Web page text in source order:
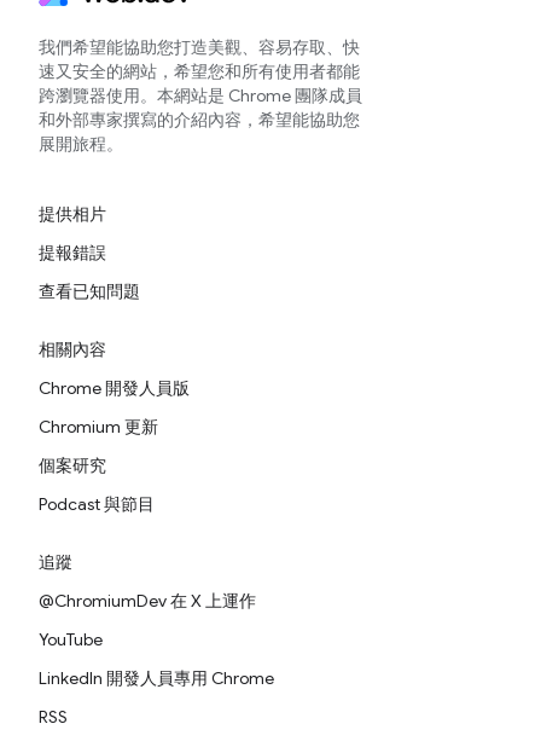
我們希望能協助您打造美觀、容易存取、快
速又安全的網站，希望您和所有使用者都能
跨瀏覽器使用。本網站是 Chrome 團隊成員
和外部專家撰寫的介紹內容，希望能協助您
展開旅程。
提供相片
提報錯誤
查看已知問題
相關內容
Chrome 開發人員版
Chromium 更新
個案研究
Podcast 與節目
追蹤
@ChromiumDev 在 X 上運作
YouTube
LinkedIn 開發人員專用 Chrome
RSS